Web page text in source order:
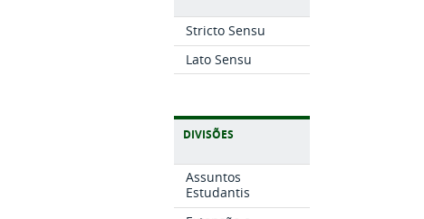
Stricto Sensu
Lato Sensu
DIVISÕES
Assuntos
Estudantis